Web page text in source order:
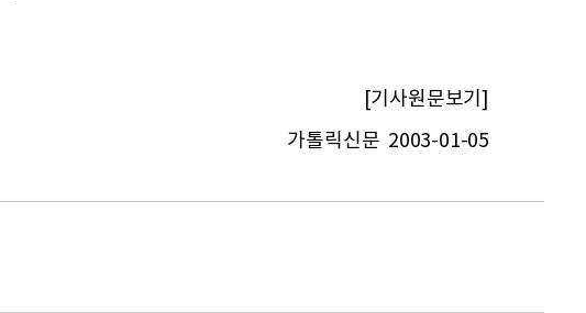
[기사원문보기]
가톨릭신문 2003-01-05